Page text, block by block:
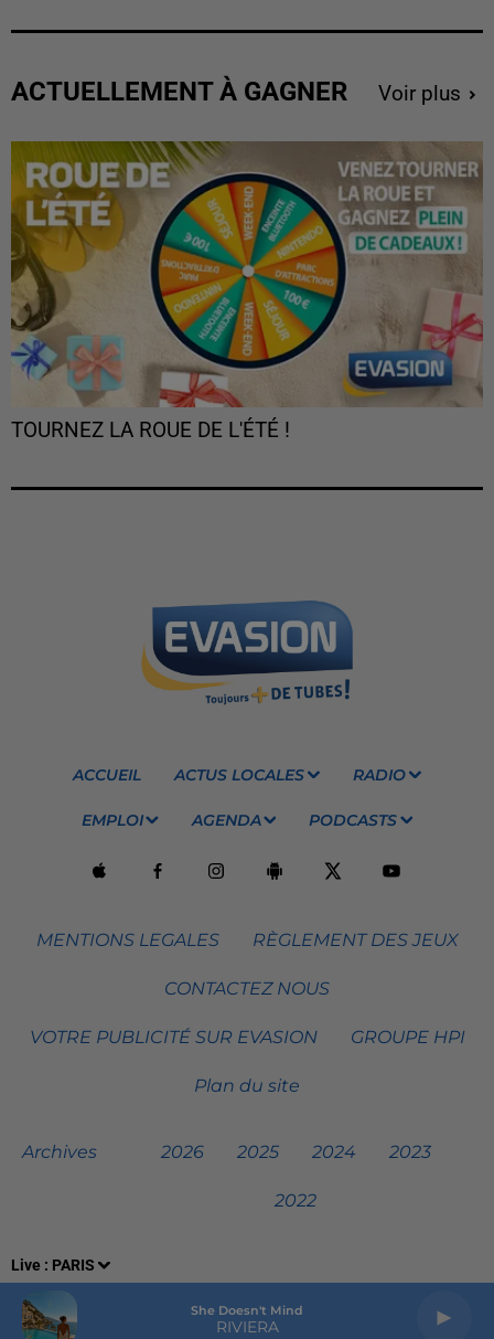
Live : PARIS
She Doesn't Mind
RIVIERA
ACTUELLEMENT À GAGNER Voir plus
TOURNEZ LA ROUE DE L'ÉTÉ !
ACCUEIL ACTUS LOCALES RADIO
EMPLOI AGENDA PODCASTS
MENTIONS LEGALES RÈGLEMENT DES JEUX
CONTACTEZ NOUS
VOTRE PUBLICITÉ SUR EVASION GROUPE HPI
Plan du site
Archives 2026 2025 2024 2023
2022